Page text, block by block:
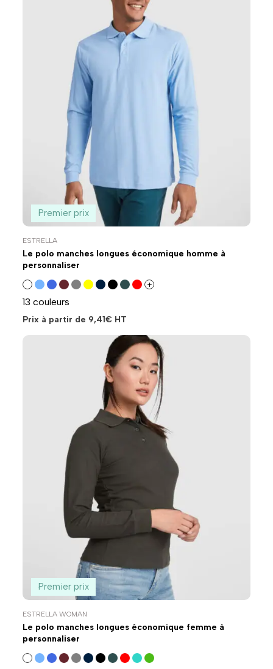
Premier prix
ESTRELLA
Le polo manches longues économique homme à
personnaliser
+
13 couleurs
Prix à partir de 9,41€ HT
Premier prix
ESTRELLA WOMAN
Le polo manches longues économique femme à
personnaliser